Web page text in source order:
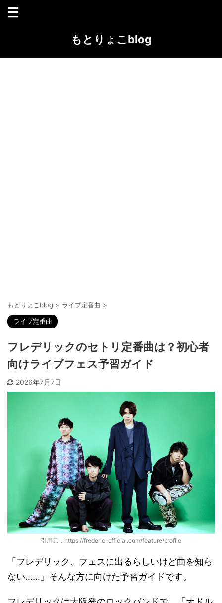
もとりょこblog
もとりょこblog > ライブ定番曲 >
ライブ定番曲
フレデリックのセトリ定番曲は？初心者
向けライブフェス予習ガイド
2026年7月7日
引用元：https://frederic-official.com/feature/profile
「フレデリック、フェスに出るらしいけど曲を知ら
ない……」そんな方に向けた予習ガイドです。